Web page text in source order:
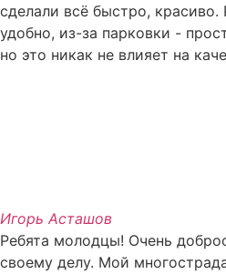
сделали всё быстро,
удобно, из-за парковки -
но это никак не влияет на
Игорь Асташов
Ребята молодцы! Очень
своему делу. Мой